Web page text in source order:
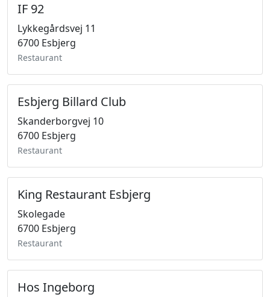
IF 92
Lykkegårdsvej 11
6700 Esbjerg
Restaurant
Esbjerg Billard Club
Skanderborgvej 10
6700 Esbjerg
Restaurant
King Restaurant Esbjerg
Skolegade
6700 Esbjerg
Restaurant
Hos Ingeborg